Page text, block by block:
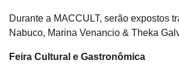
Durante a MACCULT, serão expostos
Nabuco, Marina Venancio & Theka
Feira Cultural e Gastronômica